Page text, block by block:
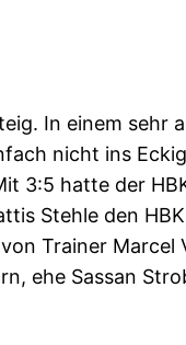
In einem sehr
nicht ins
3:5 hatte der
Stehle den
Trainer Marcel
ehe Sassan